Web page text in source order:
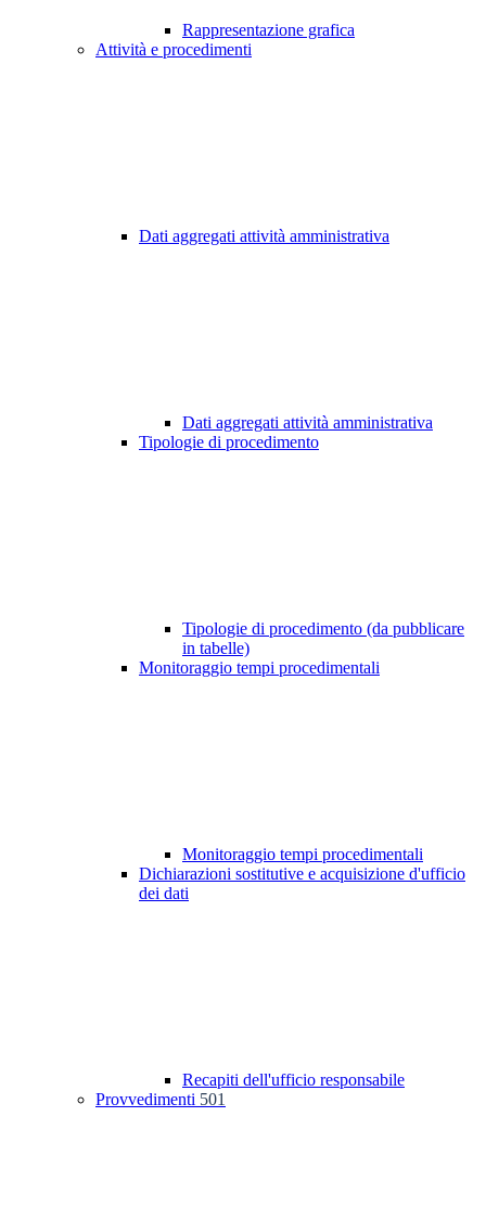
Rappresentazione grafica
Attività e procedimenti
Dati aggregati attività amministrativa
Dati aggregati attività amministrativa
Tipologie di procedimento
Tipologie di procedimento (da pubblicare
in tabelle)
Monitoraggio tempi procedimentali
Monitoraggio tempi procedimentali
Dichiarazioni sostitutive e acquisizione d'ufficio
dei dati
Recapiti dell'ufficio responsabile
Provvedimenti 501